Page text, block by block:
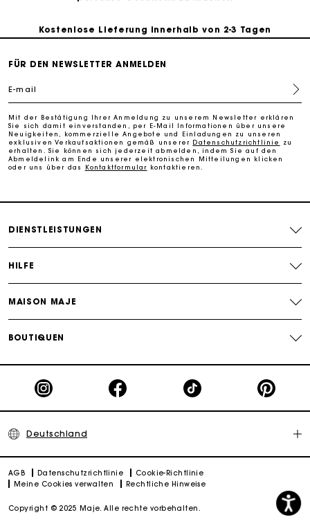
Kostenlose Lieferung innerhalb von 2-3 Tagen
PayPal - Bezahlung nach 30 Tagen
Kostenlose Umtausch & Rücksendung
Die Maje-Geschenkkarte: Die beste Möglichkeit, das
perfekte Geschenk zu machen
FÜR DEN NEWSLETTER ANMELDEN
E-mail
Mit der Bestätigung Ihrer Anmeldung zu unserem Newsletter erklären
Sie sich damit einverstanden, per E-Mail Informationen über unsere
Neuigkeiten, kommerzielle Angebote und Einladungen zu unseren
exklusiven Verkaufsaktionen gemäß unserer Datenschutzrichtlinie
zu
erhalten. Sie können sich jederzeit abmelden, indem Sie auf den
Abmeldelink am Ende unserer elektronischen Mitteilungen klicken
oder uns über das
Kontaktformular kontaktieren.
DIENSTLEISTUNGEN
HILFE
MAISON MAJE
BOUTIQUEN
Deutschland
AGB Datenschutzrichtlinie
Cookie-Richtlinie
Meine Cookies verwalten
Rechtliche Hinweise
Copyright © 2025 Maje. Alle rechte vorbehalten.